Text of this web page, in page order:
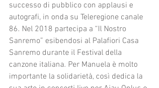
successo di pubblico con applausi e
autografi, in onda su Teleregione canale
86. Nel 2018 partecipa a “Il Nostro
Sanremo” esibendosi al Palafiori Casa
Sanremo durante il Festival della
canzone italiana. Per Manuela è molto
importante la solidarietà, così dedica la